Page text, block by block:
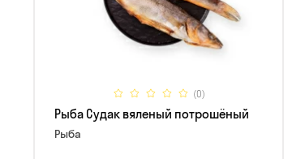
(0)
Рыба Судак вяленый потрошёный
Рыба